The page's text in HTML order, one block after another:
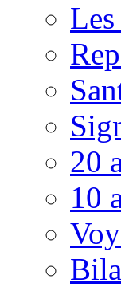
20
10